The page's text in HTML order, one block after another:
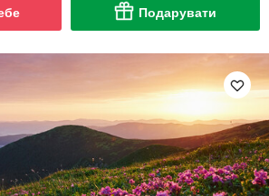
Подарувати